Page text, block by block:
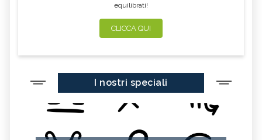
equilibrati!
CLICCA QUI
I nostri speciali